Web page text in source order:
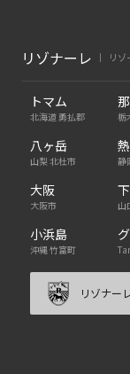
リゾナーレ リゾ
トマム
北海道 勇払郡 栃
八ヶ岳
山梨 北杜市 静
大阪
大阪市 山
小浜島
沖縄 竹富町
リゾナー